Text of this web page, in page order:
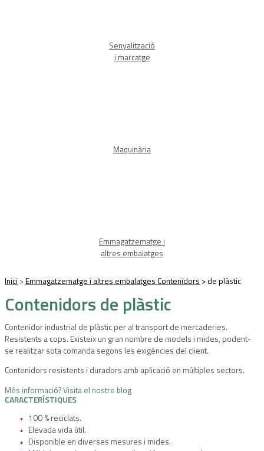
Senyalització
i marcatge
Maquinària
Emmagatzematge i
altres embalatges
Inici >Emmagatzematge i altres embalatges Contenidors >de plàstic
Contenidors de plàstic
Contenidor industrial de plàstic per al transport de mercaderies.
Resistents a cops. Existeix un gran nombre de models i mides, podent-
se realitzar sota comanda segons les exigències del client.
Contenidors resistents i duradors amb aplicació en múltiples sectors.
Més informació? Visita el nostre blog
CARACTERÍSTIQUES
100 % reciclats.
Elevada vida útil.
Disponible en diverses mesures i mides.